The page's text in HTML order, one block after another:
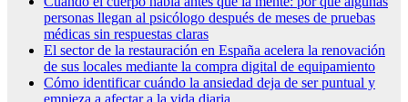
personas llegan al psicólogo después de meses de pruebas
médicas sin respuestas claras
El sector de la restauración en España acelera la renovación
de sus locales mediante la compra digital de equipamiento
Cómo identificar cuándo la ansiedad deja de ser puntual y